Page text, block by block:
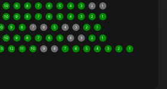
10 9 8 7 6 5 4 3 2 1
10 9 8 7 6 5 4 3 2 1
9 8 7 6 5 4 3 2 1
10 9 8 7 6 5 4 3 2 1
12 11 10 9 8 7 6 5 4 3 2 1